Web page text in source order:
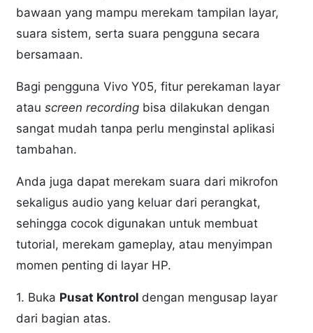
bawaan yang mampu merekam tampilan layar,
suara sistem, serta suara pengguna secara
bersamaan.
Bagi pengguna Vivo Y05, fitur perekaman layar
atauscreen recording bisa dilakukan dengan
sangat mudah tanpa perlu menginstal aplikasi
tambahan.
Anda juga dapat merekam suara dari mikrofon
sekaligus audio yang keluar dari perangkat,
sehingga cocok digunakan untuk membuat
tutorial, merekam gameplay, atau menyimpan
momen penting di layar HP.
1. Buka Pusat Kontrol dengan mengusap layar
dari bagian atas.